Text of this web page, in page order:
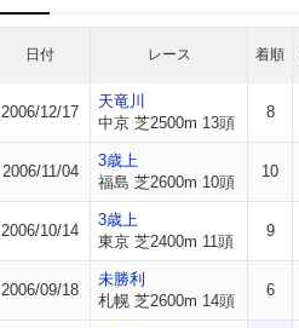
日付 レース 着順
2006/12/17
天竜川
中京 芝2500m 13頭
8
2006/11/04
3歳上
福島 芝2600m 10頭
10
2006/10/14
3歳上
東京 芝2400m 11頭
9
2006/09/18
未勝利
札幌 芝2600m 14頭
6